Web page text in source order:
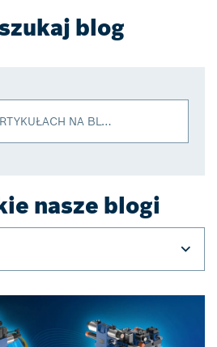
blog
WYSZUKAJ W ARTYKUŁACH NA BLOGU
nasze blogi